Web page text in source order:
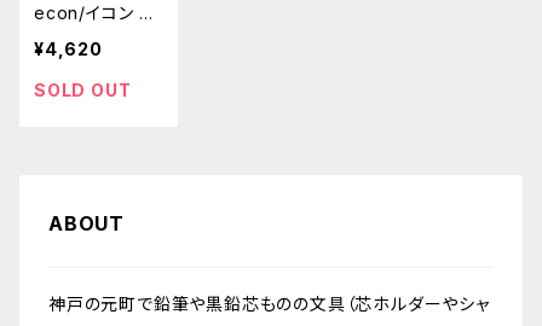
econ/イコン ボ
ールペン・限定
色 (アプリコッ
ト)
¥4,620
SOLD OUT
ABOUT
神戸の元町で鉛筆や黒鉛芯ものの文具（芯ホルダーやシャ